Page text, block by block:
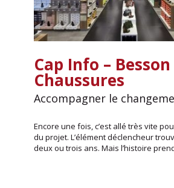
Cap Info – Besson
Chaussures
Accompagner le
Encore une fois, c’est allé très vite
du projet. L’élément déclencheur
deux ou trois ans. Mais l’histoire